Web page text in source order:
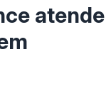
atende